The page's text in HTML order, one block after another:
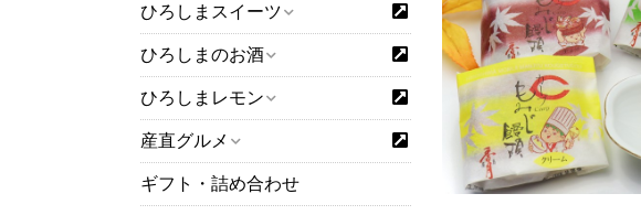
ひろしまスイーツ
ひろしまのお酒
ひろしまレモン
産直グルメ
ギフト・詰め合わせ